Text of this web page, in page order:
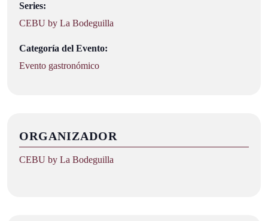
Series:
CEBU by La Bodeguilla
Categoría del Evento:
Evento gastronómico
ORGANIZADOR
CEBU by La Bodeguilla